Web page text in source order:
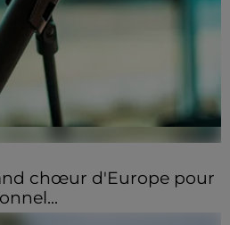
chœur d'Europe pour